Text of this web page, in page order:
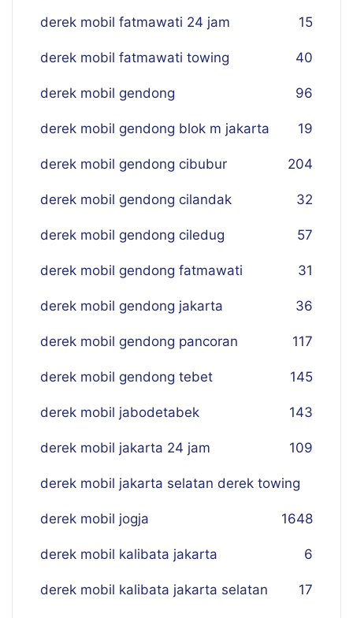
derek mobil fatmawati 24 jam 15
derek mobil fatmawati towing 40
derek mobil gendong 96
derek mobil gendong blok m jakarta 19
derek mobil gendong cibubur 204
derek mobil gendong cilandak 32
derek mobil gendong ciledug 57
derek mobil gendong fatmawati 31
derek mobil gendong jakarta 36
derek mobil gendong pancoran 117
derek mobil gendong tebet 145
derek mobil jabodetabek 143
derek mobil jakarta 24 jam 109
derek mobil jakarta selatan derek towing
48
derek mobil jogja 16
derek mobil kalibata jakarta 6
derek mobil kalibata jakarta selatan 17